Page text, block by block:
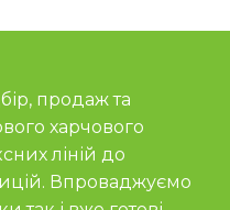
продаж та
харчового
ліній до
Впроваджуємо